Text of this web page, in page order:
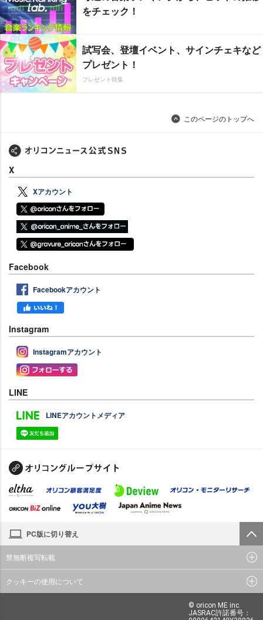
をチェック！
試写会、登壇イベント、サインチェキなど
プレゼント！
プレゼント特集
このページのトップへ
X
Xアカウント
Facebook
Facebookアカウント
Instagram
Instagramアカウント
LINE
LINEアカウントメディア
PC版に切り替え
禁無断複写転載
クッキーの使用について
© oricon ME inc.
JASRAC許諾番号：